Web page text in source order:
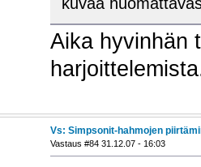
Aika hyvinhän
Vs: Simpsonit-hahmojen
Vastaus #84 31.12.07 - 16:03